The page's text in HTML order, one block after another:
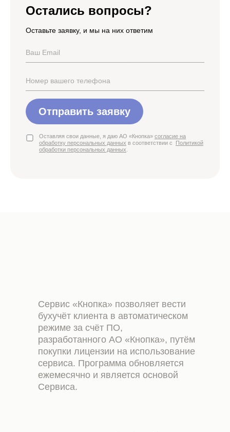
Остались вопросы?
Оставьте заявку, и мы на них ответим
Отправить заявку
Оставляя свои данные, я даю АО «Кнопка» согласие на
обработку персональных данных в соответствии с Политикой
обработки персональных данных
Сервис «Кнопка» позволяет вести
бухучёт клиента в автоматическом
режиме за счёт ПО,
разработанного АО «Кнопка», путём
покупки лицензии на использование
сервиса. Программа обновляется
ежемесячно и является основой
Сервиса.